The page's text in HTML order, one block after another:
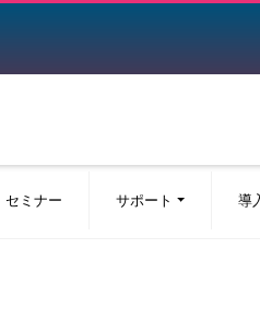
セミナー サポート 導